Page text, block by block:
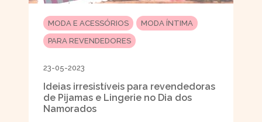
MODA E ACESSÓRIOS
MODA ÍNTIMA
PARA REVENDEDORES
23-05-2023
Ideias irresistíveis para revendedoras
de Pijamas e Lingerie no Dia dos
Namorados